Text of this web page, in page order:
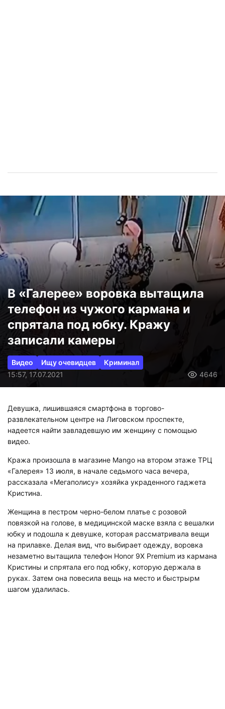
В «Галерее» воровка вытащила
телефон из чужого кармана и
спрятала под юбку. Кражу
записали камеры
Видео Ищу очевидцев
Криминал
15:57, 17.07.2021
4646
Девушка, лишившаяся смартфона в торгово-
развлекательном центре на Лиговском проспекте,
надеется найти завладевшую им женщину с помощью
видео.
Кража произошла в магазине Mango на втором этаже ТРЦ
«Галерея» 13 июля, в начале седьмого часа вечера,
рассказала «Мегаполису» хозяйка украденного гаджета
Кристина.
Женщина в пестром черно-белом платье с розовой
повязкой на голове, в медицинской маске взяла с вешалки
юбку и подошла к девушке, которая рассматривала вещи
на прилавке. Делая вид, что выбирает одежду, воровка
незаметно вытащила телефон Honor 9X Premium из кармана
Кристины и спрятала его под юбку, которую держала в
руках. Затем она повесила вещь на место и быстрырм
шагом удалилась.